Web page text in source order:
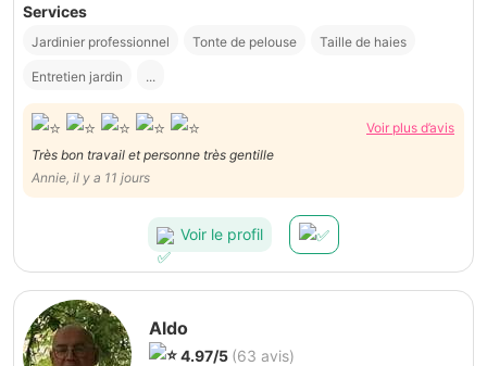
Services
Jardinier professionnel Tonte de pelouse Taille de haies
Entretien jardin ...
Voir plus d’avis
Très bon travail et personne très gentille
Annie, il y a 11 jours
Voir le profil
Aldo
4.97/5 (63 avis)